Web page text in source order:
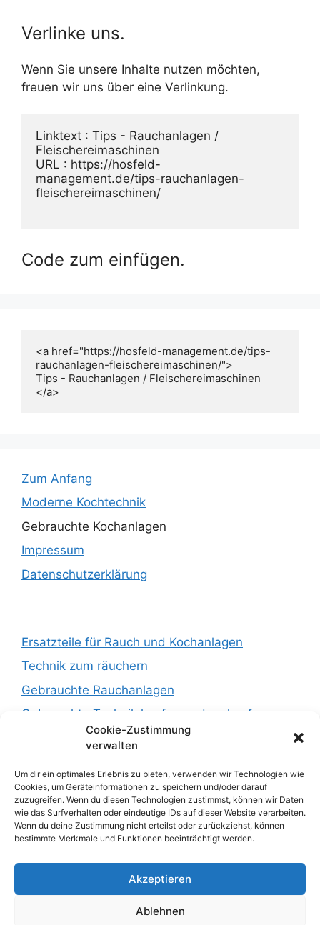
Cookie-Zustimmung
verwalten
Um dir ein optimales Erlebnis zu bieten, verwenden wir Technologien wie
Cookies, um Geräteinformationen zu speichern und/oder darauf
zuzugreifen. Wenn du diesen Technologien zustimmst, können wir Daten
wie das Surfverhalten oder eindeutige IDs auf dieser Website verarbeiten.
Wenn du deine Zustimmung nicht erteilst oder zurückziehst, können
bestimmte Merkmale und Funktionen beeinträchtigt werden.
Akzeptieren
Ablehnen
Verlinke uns.
Wenn Sie unsere Inhalte nutzen möchten,
freuen wir uns über eine Verlinkung.
Linktext : Tips - Rauchanlagen /
Fleischereimaschinen
URL : https://hosfeld-
management.de/tips-rauchanlagen-
fleischereimaschinen/
Code zum einfügen.
<a href="https://hosfeld-management.de/tips-
rauchanlagen-fleischereimaschinen/">
Tips - Rauchanlagen / Fleischereimaschinen
Zum Anfang
Moderne Kochtechnik
Gebrauchte Kochanlagen
Impressum
Datenschutzerklärung
Ersatzteile für Rauch und Kochanlagen
Technik zum räuchern
Gebrauchte Rauchanlagen
Gebrauchte Technik kaufen und verkaufen :
https://newsfoodtec.de
Fleischwolf
Fleischkutter
Tipps und Wissen
Verkauf 0251 39619618
Service 0251 39619618